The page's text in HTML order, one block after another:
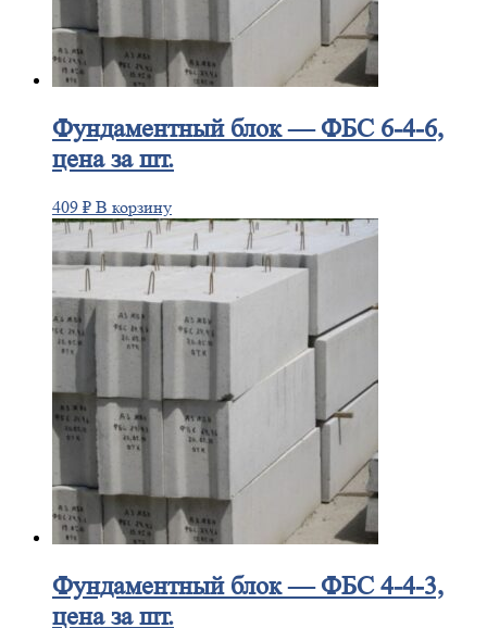
Фундаментныйблок — ФБС 6-4-6,
цена за шт.
409 ₽ В корзину
Фундаментныйблок — ФБС 4-4-3,
цена за шт.